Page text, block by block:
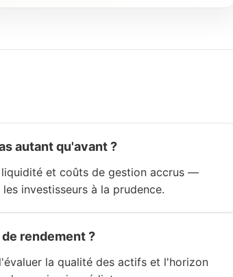
autant qu'avant ?
et coûts de gestion accrus —
investisseurs à la prudence.
rendement ?
la qualité des actifs et l'horizon